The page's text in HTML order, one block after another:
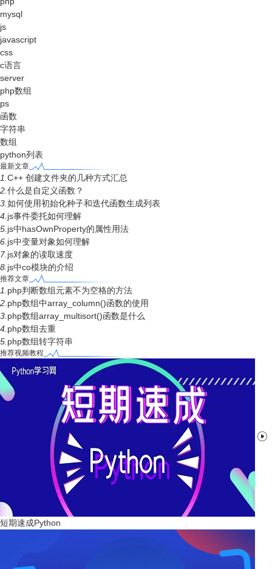
mysql
js
javascript
css
c语言
server
php数组
ps
函数
字符串
数组
python列表
最新文章
1. C++ 创建文件夹的几种方式汇总
2. 什么是自定义函数？
3. 如何使用初始化种子和迭代函数生成列表
4. js事件委托如何理解
5. js中hasOwnProperty的属性用法
6. js中变量对象如何理解
7. js对象的读取速度
8. js中co模块的介绍
推荐文章
1. php判断数组元素不为空格的方法
2. php数组中array_column()函数的使用
3. php数组array_multisort()函数是什么
4. php数组去重
5. php数组转字符串
推荐视频教程

短期速成Python